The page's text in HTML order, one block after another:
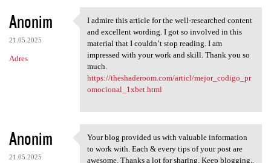
Anonim
21.05.2025
Adres
I admire this article for the
I admire this article for the well-researched content
and excellent wording. I got so involved in this
material that I couldn’t stop reading. I am
impressed with your work and skill. Thank you so
much.
https://theshaderoom.com/articl/mejor_codigo_pr
omocional_1xbet.html
Anonim
21.05.2025
Your blog provided us with
Your blog provided us with valuable information
to work with. Each & every tips of your post are
awesome. Thanks a lot for sharing. Keep blogging..